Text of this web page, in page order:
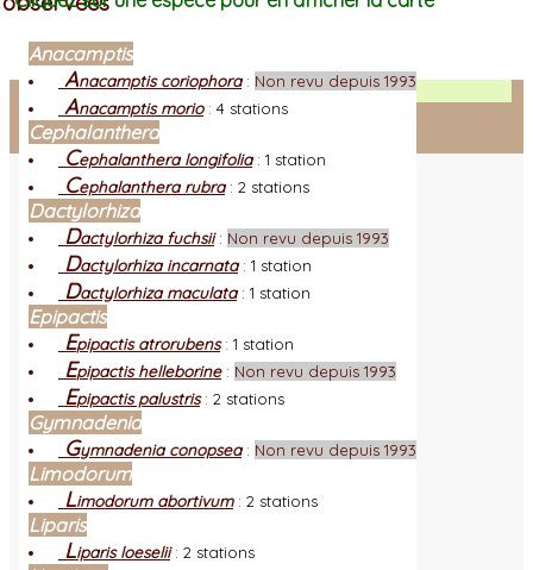
Facebook
Connexion adhérent
Anacamptis
Anacamptis coriophora: Non revu depuis 1993
Anacamptis morio: 4 stations
Cephalanthera
Cephalanthera longifolia: 1 station
Cephalanthera rubra: 2 stations
Dactylorhiza
Dactylorhiza fuchsii: Non revu depuis 1993
Dactylorhiza incarnata: 1 station
Dactylorhiza maculata: 1 station
Epipactis
Epipactis atrorubens: 1 station
Epipactis helleborine: Non revu depuis 1993
Epipactis palustris: 2 stations
Gymnadenia
Gymnadenia conopsea: Non revu depuis 1993
Limodorum
Limodorum abortivum: 2 stations
Liparis
Liparis loeselii: 2 stations